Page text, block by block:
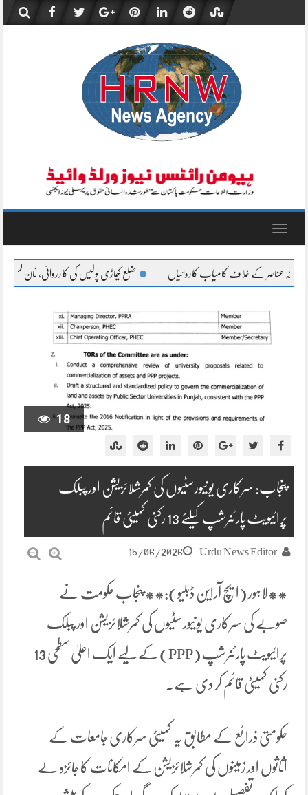
content
Toggle
ضلع کیماڑی پولیس کی کارروائی، نان کسٹم پیڈ چھالیہ سے لدی سوزوکی پکڑی گئی
18
پنجاب: سرکاری یونیورسٹیوں کی کمرشلائزیشن اور پبلک
پرائیویٹ پارٹنرشپ کیلئے 13 رکنی کمیٹی قائم
Urdu News Editor
15/06/2026
**لاہور (ایچ آراین ڈبلیو):** پنجاب حکومت نے
صوبے کی سرکاری یونیورسٹیوں کی کمرشلائزیشن اور پبلک
پرائیویٹ پارٹنرشپ (PPP) کے لیے ایک اعلیٰ سطحی 13
رکنی کمیٹی قائم کر دی ہے۔
حکومتی ذرائع کے مطابق یہ کمیٹی سرکاری جامعات کے
اثاثوں اور زمینوں کی کمرشلائزیشن کے امکانات کا جائزہ لے